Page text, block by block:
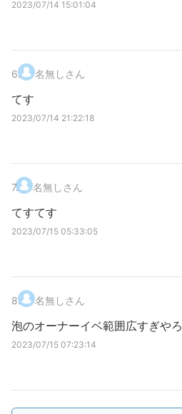
2023/07/14 15:01:04
6. 名無しさん
てす
2023/07/14 21:22:18
7. 名無しさん
てすてす
2023/07/15 05:33:05
8. 名無しさん
泡のオーナーイベ範囲広すぎやろ
2023/07/15 07:23:14